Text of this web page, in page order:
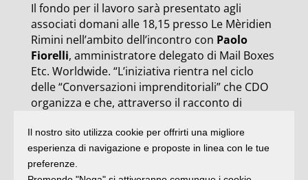
Il fondo per il lavoro sarà presentato agli
associati domani alle 18,15 presso Le Mèridien
Rimini nell’ambito dell’incontro con Paolo
Fiorelli, amministratore delegato di Mail Boxes
Etc. Worldwide. “L’iniziativa rientra nel ciclo
delle “Conversazioni imprenditoriali” che CDO
organizza e che, attraverso il racconto di
significative, costituiscono un momento di
confronto che si è sempre rivelato importante
e concreto per imprenditori e managers”.
Il nostro sito utilizza cookie per offrirti una migliore
esperienza di navigazione e proposte in linea con le tue
preferenze.